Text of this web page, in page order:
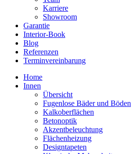
Karriere
Showroom
Garantie
Interior-Book
Blog
Referenzen
Terminvereinbarung
Home
Innen
Übersicht
Fugenlose Bäder und Böden
Kalkoberflächen
Betonoptik
Akzentbeleuchtung
Flächenheizung
Designtapeten